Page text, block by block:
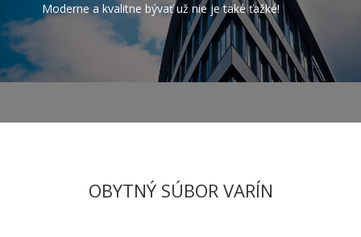
Moderne a kvalitne bývať už nie je také ťažké!
OBYTNÝ SÚBOR VARÍN